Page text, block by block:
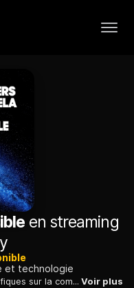
en streaming
et technologie
Depuis un siècle, les avancées scientifiques sur la composition de notre cosmos explosent et des projets toujours plus incroyables voient le jour. Voir plus